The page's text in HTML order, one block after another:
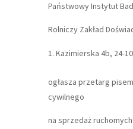
Państwowy Instytut
Rolniczy Zakład
Kazimierska 4b, 24-
ogłasza przetarg
cywilnego
na sprzedaż